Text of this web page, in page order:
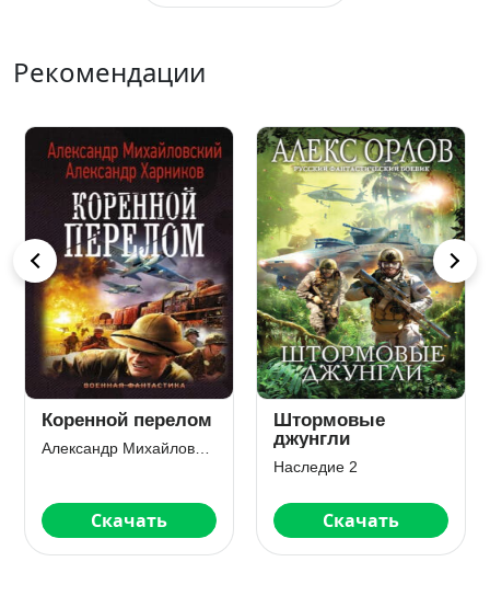
Рекомендации
перелом
Александр Михайловский
Скачать
Штормовые
джунгли
Наследие 2
Скачать